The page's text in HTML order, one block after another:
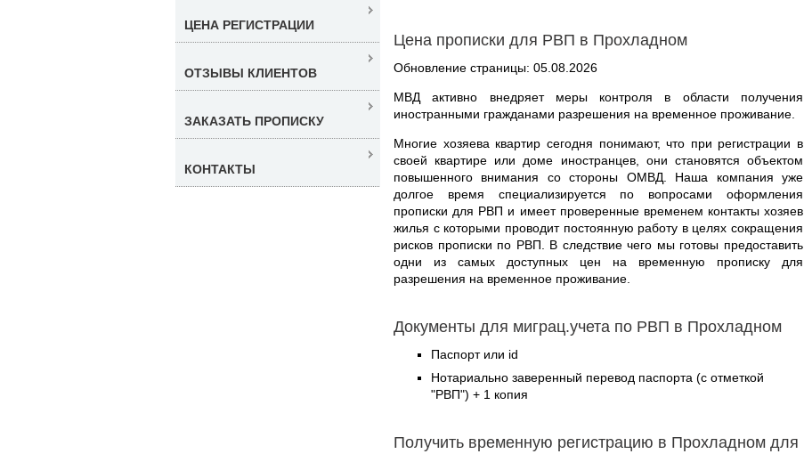
Цена прописки для РВП в Прохладном
Обновление страницы: 05.08.2026
МВД активно внедряет меры контроля в области получения
иностранными гражданами разрешения на временное проживание.
Многие хозяева квартир сегодня понимают, что при регистрации в
своей квартире или доме иностранцев, они становятся объектом
повышенного внимания со стороны ОМВД. Наша компания уже
долгое время специализируется по вопросами оформления
прописки для РВП и имеет проверенные временем контакты хозяев
жилья с которыми проводит постоянную работу в целях сокращения
рисков прописки по РВП. В следствие чего мы готовы предоставить
одни из самых доступных цен на временную прописку для
разрешения на временное проживание.
Документы для миграц.учета по РВП в Прохладном
Паспорт или id
Нотариально заверенный перевод паспорта (с отметкой
"РВП") + 1 копия
Получить временную регистрацию в Прохладном для
ЦЕНА РЕГИСТРАЦИИ
ОТЗЫВЫ КЛИЕНТОВ
ЗАКАЗАТЬ ПРОПИСКУ
КОНТАКТЫ